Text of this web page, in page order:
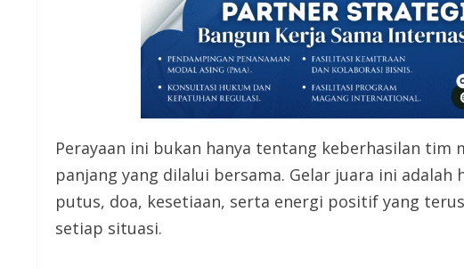
Perayaan ini bukan hanya tentang keberhasilan
panjang yang dilalui bersama. Gelar juara ini
putus, doa, kesetiaan, serta energi positif yang
setiap situasi.